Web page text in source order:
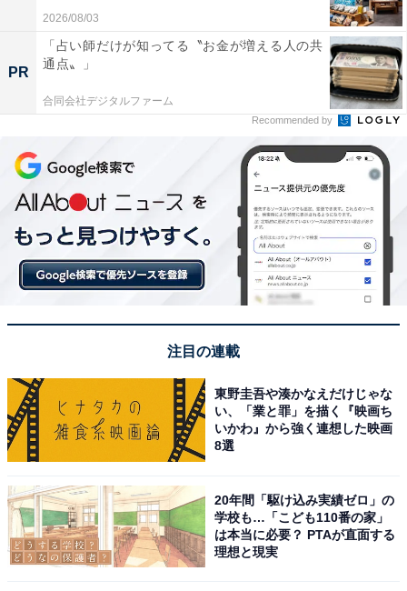
「AUBERGE YUSURA」は1日5組限定のヴィラで
名湯と美食を味わう宿
2026/08/03
PR
「占い師だけが知ってる〝お金が増える人の共
通点〟」
合同会社デジタルファーム
Recommended by
注目の連載
東野圭吾や湊かなえだけじゃな
い、「業と罪」を描く『映画ち
いかわ』から強く連想した映画
8選
20年間「駆け込み実績ゼロ」の
学校も…「こども110番の家」
は本当に必要？ PTAが直面する
理想と現実